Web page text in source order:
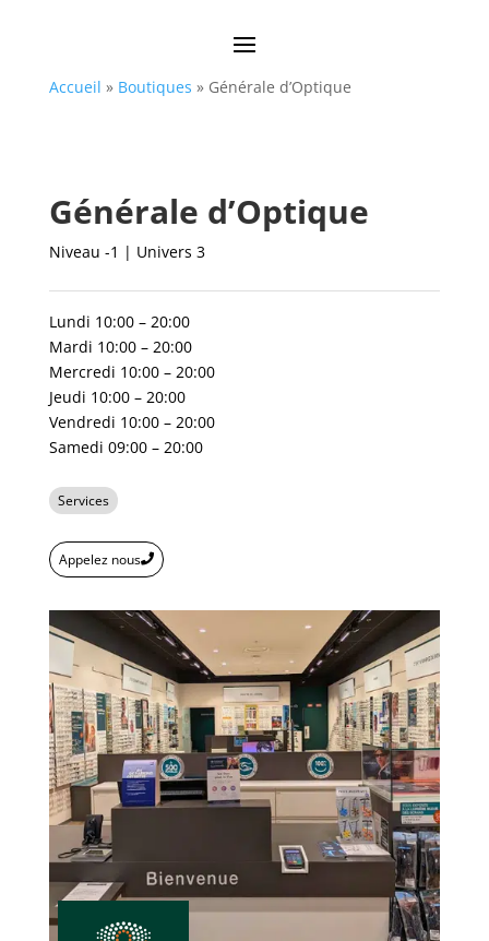
Accueil » Boutiques » Générale d’Optique
Générale d’Optique
Niveau -1 | Univers 3
Lundi 10:00 – 20:00
Mardi 10:00 – 20:00
Mercredi 10:00 – 20:00
Jeudi 10:00 – 20:00
Vendredi 10:00 – 20:00
Samedi 09:00 – 20:00
Services
Appelez nous